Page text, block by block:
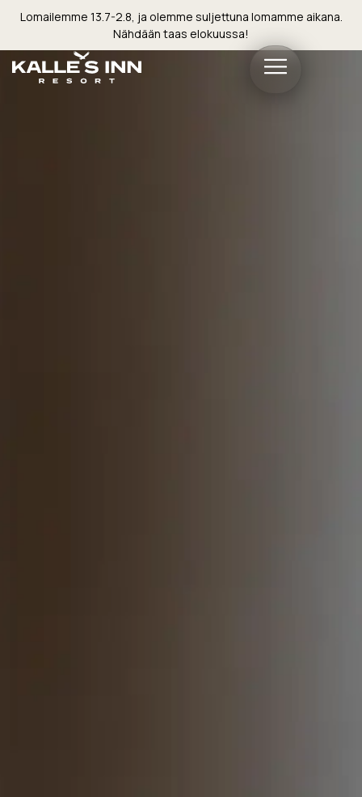
Lomailemme 13.7-2.8, ja olemme suljettuna lomamme aikana.
Nähdään taas elokuussa!